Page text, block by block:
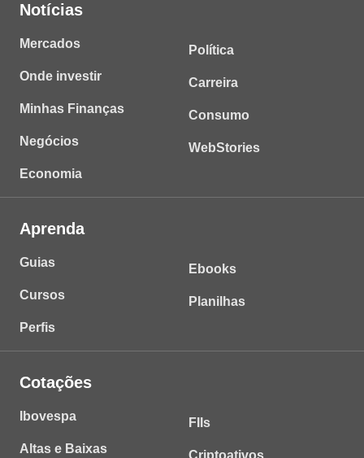
Notícias
Mercados
Onde investir
Minhas Finanças
Negócios
Economia
Política
Carreira
Consumo
WebStories
Aprenda
Guias
Cursos
Perfis
Ebooks
Planilhas
Cotações
Ibovespa
Altas e Baixas
FIIs
Criptoativos